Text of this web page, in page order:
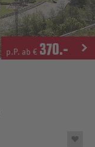
p.P. ab € 370.-